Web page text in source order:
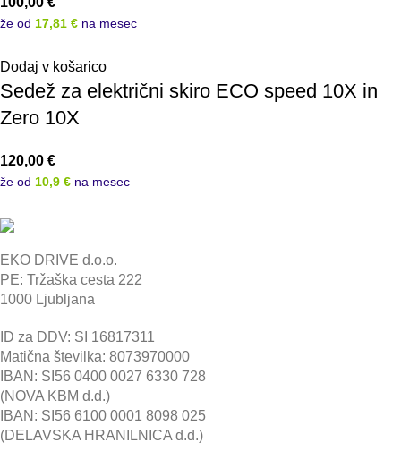
že od 17,81 € na mesec
Dodaj v košarico
Sedež za električni skiro ECO speed 10X in
Zero 10X
120,00 €
že od 10,9 € na mesec
EKO DRIVE d.o.o.
PE: Tržaška cesta 222
1000 Ljubljana
ID za DDV: SI 16817311
Matična številka: 8073970000
IBAN: SI56 0400 0027 6330 728
(NOVA KBM d.d.)
IBAN: SI56 6100 0001 8098 025
(DELAVSKA HRANILNICA d.d.)